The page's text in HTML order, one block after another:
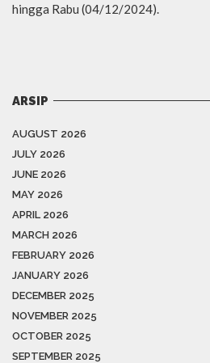
hingga Rabu (04/12/2024).
ARSIP
AUGUST 2026
JULY 2026
JUNE 2026
MAY 2026
APRIL 2026
MARCH 2026
FEBRUARY 2026
JANUARY 2026
DECEMBER 2025
NOVEMBER 2025
OCTOBER 2025
SEPTEMBER 2025